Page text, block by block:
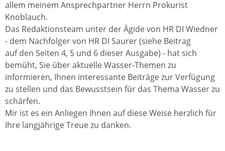
allem meinem Ansprechpartner Herrn Prokurist
Knoblauch.
Das Redaktionsteam unter der Ägide von HR DI Wiedner
- dem Nachfolger von HR DI Saurer (siehe Beitrag
auf den Seiten 4, 5 und 6 dieser Ausgabe) - hat sich
bemüht, Sie über aktuelle Wasser-Themen zu
informieren, Ihnen interessante Beiträge zur Verfügung
zu stellen und das Bewusstsein für das Thema Wasser zu
schärfen.
Mir ist es ein Anliegen Ihnen auf diese Weise herzlich für
Ihre langjährige Treue zu danken.